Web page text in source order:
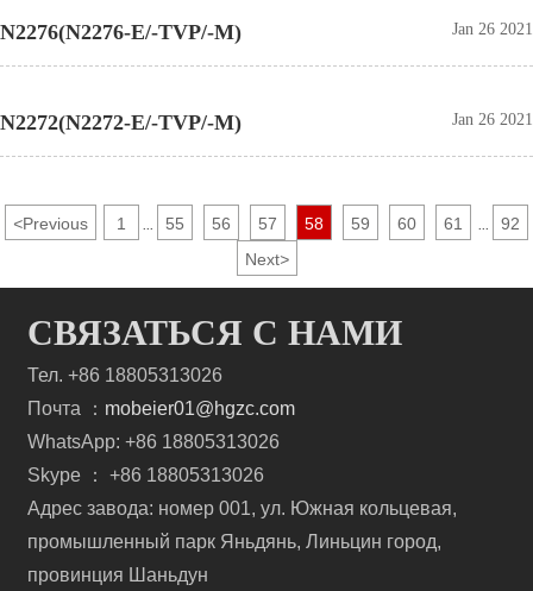
N2276(N2276-E/-TVP/-M) Jan 26 2021
N2272(N2272-E/-TVP/-M) Jan 26 2021
<Previous 1 55 56 57 58 59 60 61
92
Next>
СВЯЗАТЬСЯ С НАМИ
Тел. +86 18805313026
Почта ： mobeier01@hgzc.com
WhatsApp: +86 18805313026
Skype ： +86 18805313026
Адрес завода: номер 001, ул. Южная кольцевая,
промышленный парк Яньдянь, Линьцин город,
провинция Шаньдун